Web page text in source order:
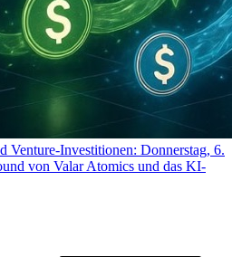
Venture-Investitionen: Donnerstag, 6.
von Valar Atomics und das KI-